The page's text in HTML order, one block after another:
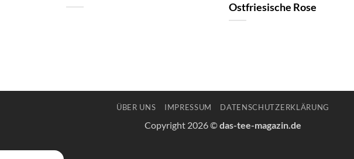
Ostfriesische Rose
ÜBER UNS IMPRESSUM DATENSCHUTZERKLÄRUNG
Copyright 2026 ©das-tee-magazin.de